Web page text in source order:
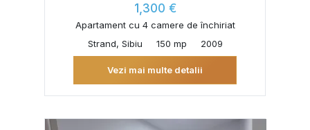
1,300 €
Apartament cu 4 camere de închiriat
Strand, Sibiu
150 mp 2009
Vezi mai multe detalii